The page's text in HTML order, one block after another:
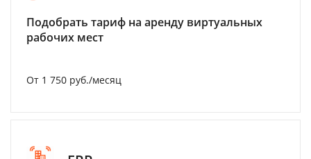
Подобрать тариф на аренду виртуальных
рабочих мест
От 1 750 руб./месяц